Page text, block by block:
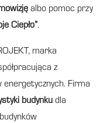
albo pomoc przy
Ciepło”.
marka
z
energetycznych. Firma
budynku dla